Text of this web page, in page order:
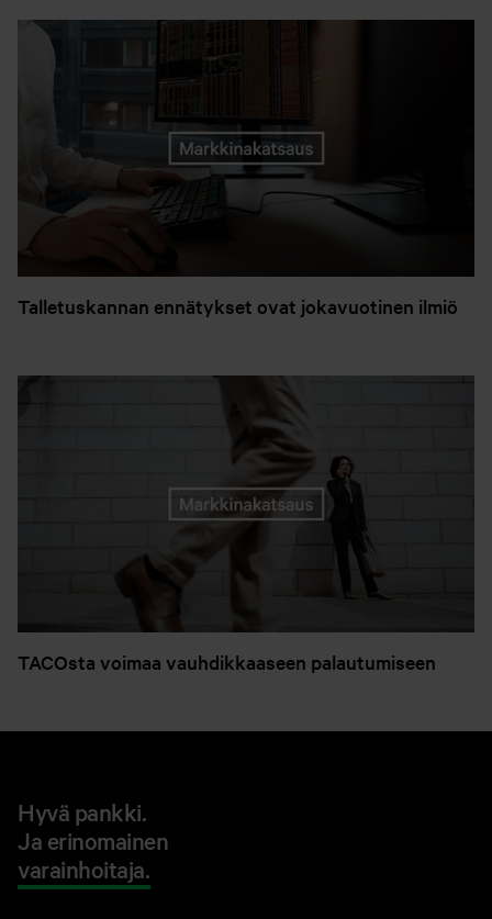
Talletuskannan ennätykset ovat jokavuotinen ilmiö
TACOsta voimaa vauhdikkaaseen palautumiseen
Hyvä pankki.
Ja erinomainen
varainhoitaja.